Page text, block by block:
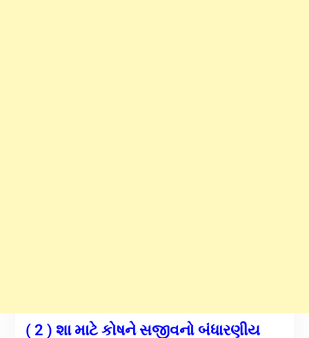
( 2 ) શા માટે કોષને સજીવનો બંધારણીય